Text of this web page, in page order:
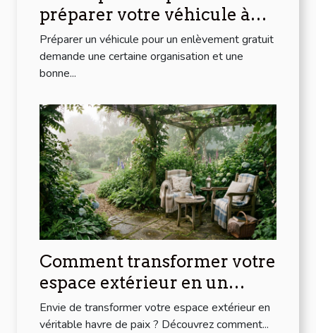
préparer votre véhicule à
l'enlèvement gratuit
Préparer un véhicule pour un enlèvement gratuit
demande une certaine organisation et une
bonne...
Comment transformer votre
espace extérieur en un
havre de paix ?
Envie de transformer votre espace extérieur en
véritable havre de paix ? Découvrez comment...